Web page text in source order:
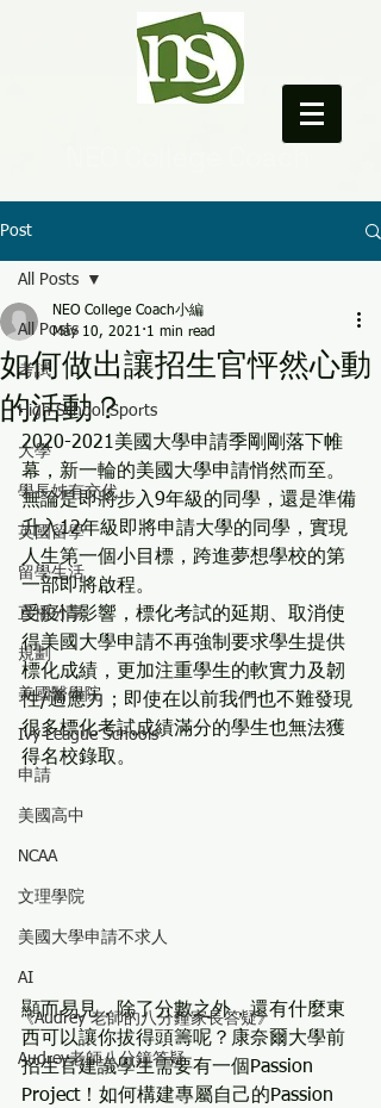
Post
All Posts
考試
High School Sports
大學
學長姊有交代
英國留學
留學生活
直播分享
規劃
美國醫學院
Ivy League Schools
申請
美國高中
NCAA
文理學院
美國大學申請不求人
AI
《Audrey 老師的八分鐘家長答疑》
Audrey老師八分鐘答疑
All Posts
如何做出讓招生官怦然心動
的活動？
NEO College Coach小編
May 10, 2021 1 min read
2020-2021美國大學申請季剛剛落下帷
幕，新一輪的美國大學申請悄然而至。
無論是即將步入9年級的同學，還是準備
升入12年級即將申請大學的同學，實現
人生第一個小目標，跨進夢想學校的第
一部即將啟程。
受疫情影響，標化考試的延期、取消使
得美國大學申請不再強制要求學生提供
標化成績，更加注重學生的軟實力及韌
性/適應力；即使在以前我們也不難發現
很多標化考試成績滿分的學生也無法獲
得名校錄取。
顯而易見，除了分數之外，還有什麼東
西可以讓你拔得頭籌呢？康奈爾大學前
招生官建議學生需要有一個Passion
Project！如何構建專屬自己的Passion